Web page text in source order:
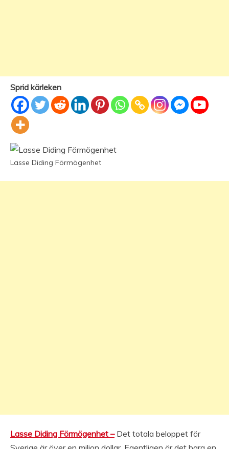
Sprid kärleken
Lasse Diding Förmögenhet
Lasse Diding Förmögenhet –Det totala beloppet för